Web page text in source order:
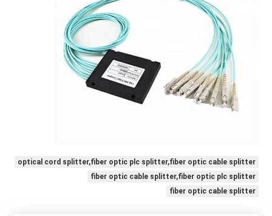
optical cord splitter,fiber optic plc splitter,fiber optic cable splitter
fiber optic cable splitter,fiber optic plc splitter
fiber optic cable splitter